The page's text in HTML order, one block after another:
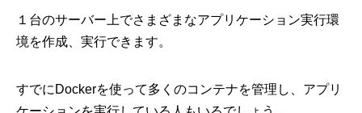
１台のサーバー上でさまざまなアプリケーション実行環
境を作成、実行できます。
すでにDockerを使って多くのコンテナを管理し、アプリ